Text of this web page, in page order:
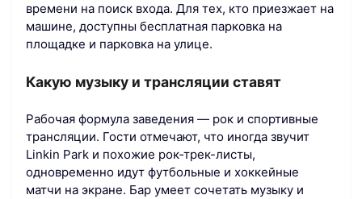
времени на поиск входа. Для тех, кто приезжает на
машине, доступны бесплатная парковка на
площадке и парковка на улице.
Какую музыку и трансляции ставят
Рабочая формула заведения — рок и спортивные
трансляции. Гости отмечают, что иногда звучит
Linkin Park и похожие рок‑трек-листы,
одновременно идут футбольные и хоккейные
матчи на экране. Бар умеет сочетать музыку и